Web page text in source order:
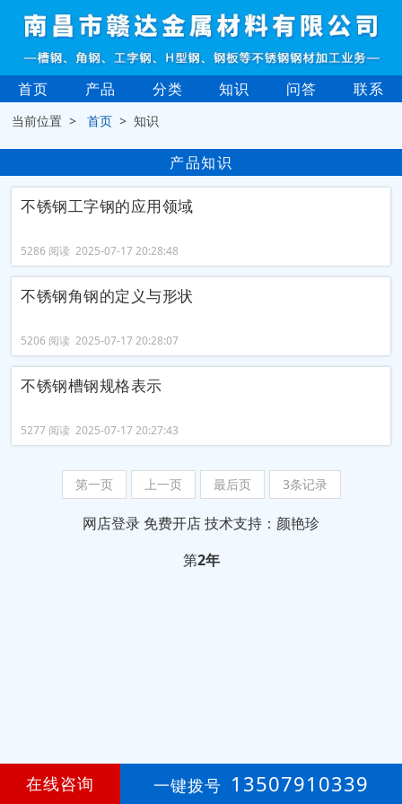
首页 产品 分类 知识 问答 联系
当前位置 >首页 > 知识
产品知识
不锈钢工字钢的应用领域
5286 阅读 2025-07-17 20:28:48
不锈钢角钢的定义与形状
5206 阅读 2025-07-17 20:28:07
不锈钢槽钢规格表示
5277 阅读 2025-07-17 20:27:43
第一页 上一页 最后页 3条记录
网店登录 免费开店技术支持：颜艳珍
第2年
在线咨询 一键拨号 13507910339